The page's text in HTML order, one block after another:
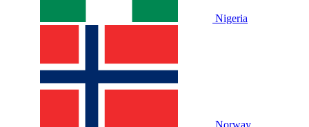
Nigeria
Norway